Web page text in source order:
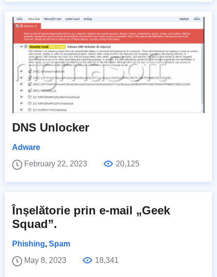
DNS Unlocker
Adware
February 22, 2023
20,125
Înșelătorie prin e-mail „Geek
Squad”.
Phishing, Spam
May 8, 2023
18,341